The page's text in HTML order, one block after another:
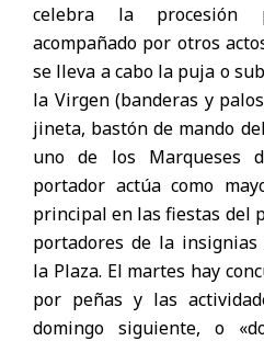
celebra la procesión
acompañado por otros
se lleva a cabo la puja o
la Virgen (banderas y
jineta, bastón de mando
uno de los Marqueses
portador actúa como
principal en las fiestas del
portadores de la insignias
la Plaza. El martes hay
por peñas y las
domingo siguiente, o